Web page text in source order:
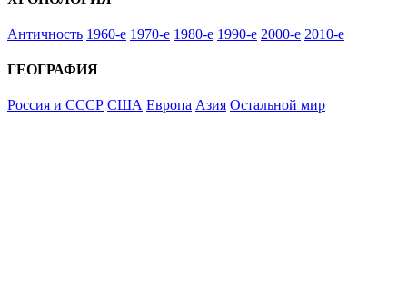
Античность 1960-е 1970-е 1980-е 1990-е 2000-е 2010-е
ГЕОГРАФИЯ
Россия и СССР США Европа Азия Остальной мир